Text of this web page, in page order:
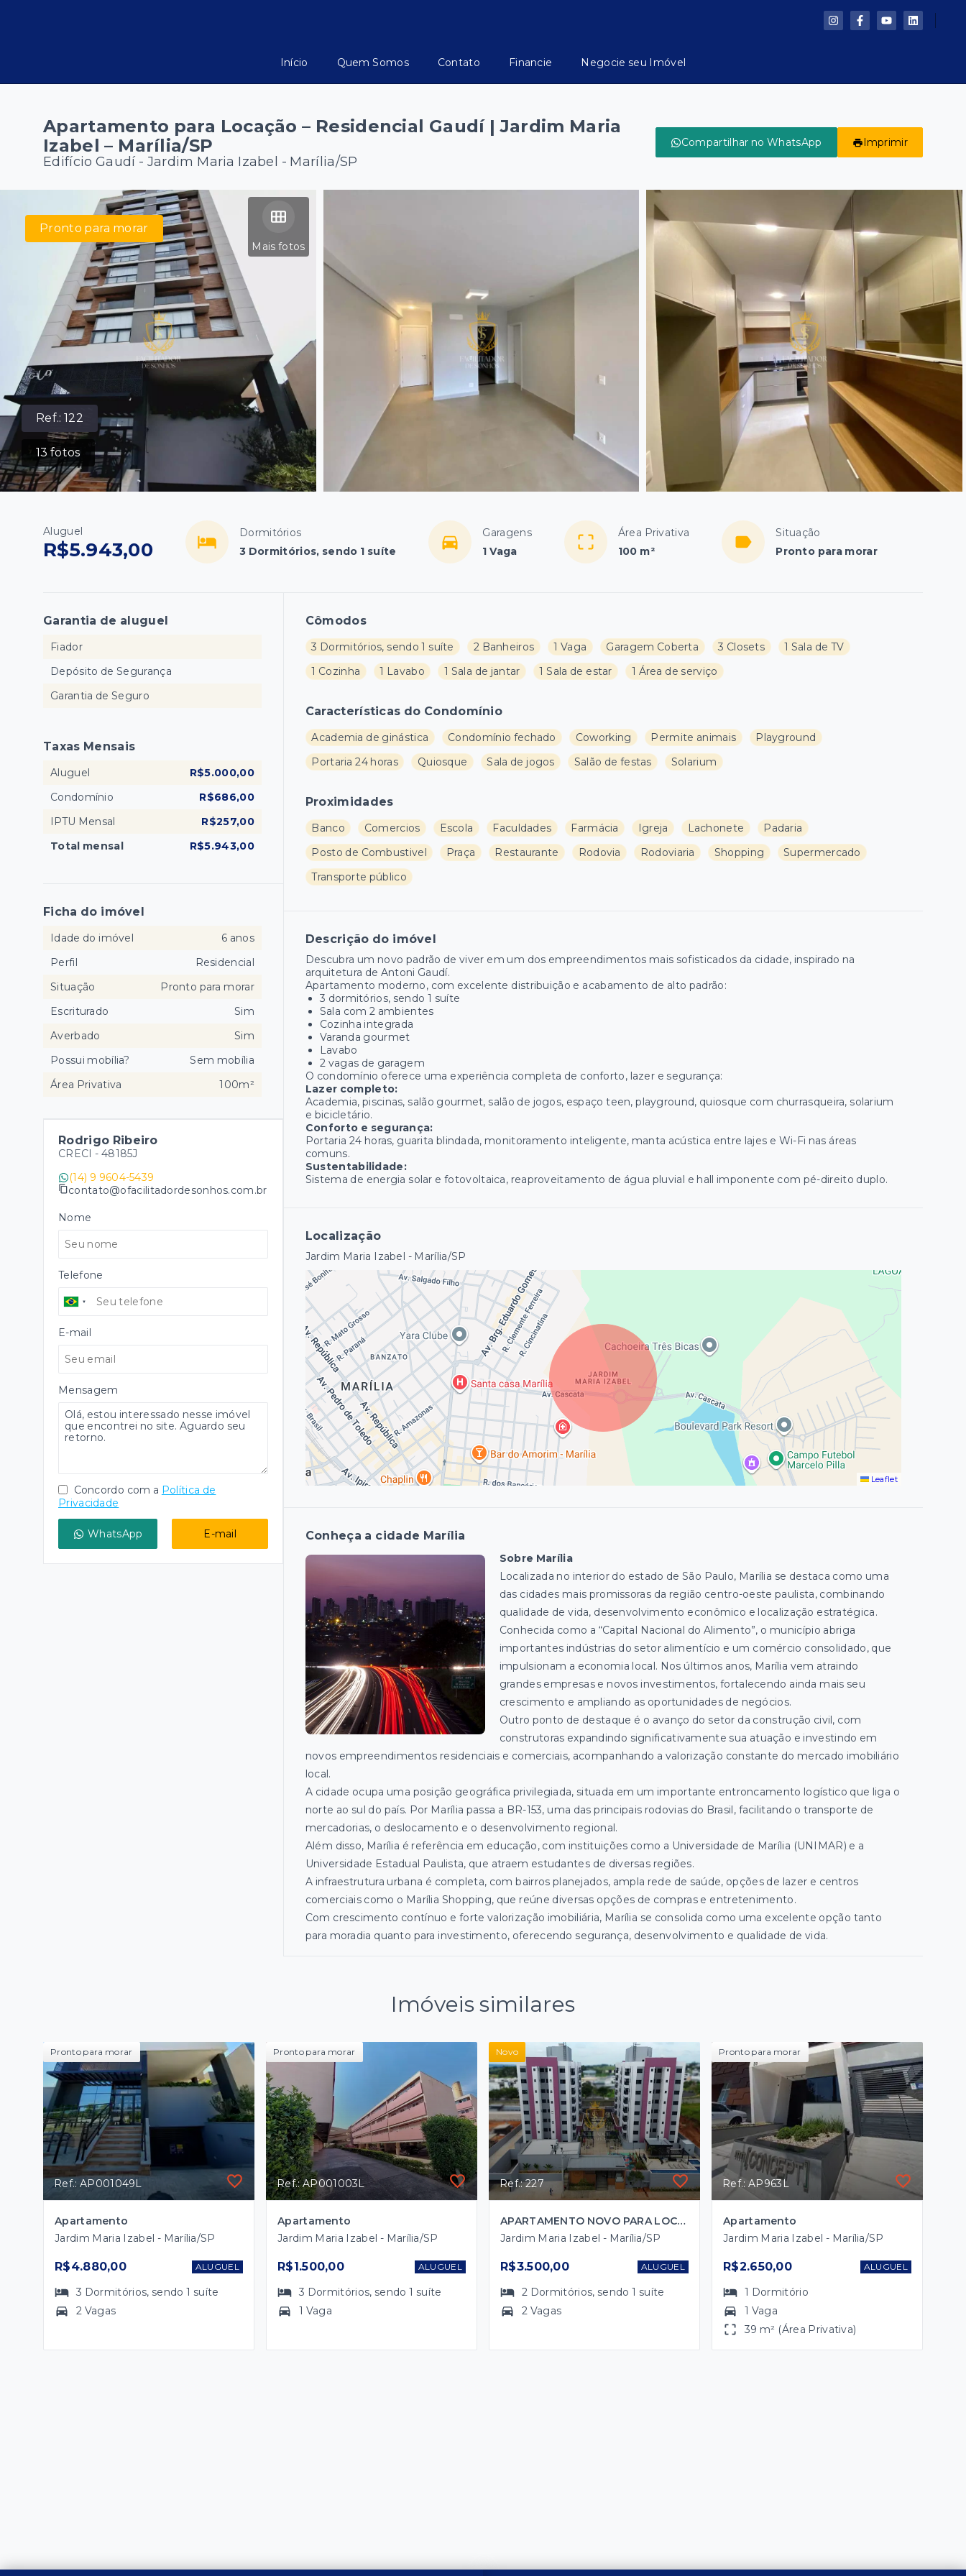
Início Quem Somos Contato Financie Negocie seu Imóvel
Apartamento para Locação – Residencial Gaudí | Jardim Maria
Izabel – Marília/SP
Edifício Gaudí - Jardim Maria Izabel - Marília/SP
Compartilhar no WhatsApp Imprimir
Ref.:122
13 fotos
Mais fotos
Pronto para morar
Aluguel
R$5.943,00
Dormitórios
3 Dormitórios, sendo 1 suíte
Garagens
1 Vaga
Área Privativa
100 m²
Situação
Pronto para morar
Cômodos
3 Dormitórios, sendo 1 suíte 2 Banheiros 1 Vaga Garagem Coberta 3 Closets
1 Sala de TV
1 Cozinha
1 Lavabo 1 Sala de jantar 1 Sala de estar 1 Área de serviço
Características do Condomínio
Academia de ginástica Condomínio fechado Coworking Permite animais
Playground
Portaria 24 horas
Quiosque Sala de jogos Salão de festas Solarium
Proximidades
Banco Comercios Escola Faculdades Farmácia Igreja Lachonete
Padaria
Posto de Combustivel
Praça Restaurante Rodovia Rodoviaria Shopping
Supermercado
Transporte público
Descrição do imóvel
Descubra um novo padrão de viver em um dos empreendimentos mais sofisticados da cidade, inspirado na
arquitetura de Antoni Gaudí.
Apartamento moderno, com excelente distribuição e acabamento de alto padrão:
3 dormitórios, sendo 1 suíte
Sala com 2 ambientes
Cozinha integrada
Varanda gourmet
Lavabo
2 vagas de garagem
O condomínio oferece uma experiência completa de conforto, lazer e segurança:
Lazer completo:
Academia, piscinas, salão gourmet, salão de jogos, espaço teen, playground, quiosque com churrasqueira, solarium
e bicicletário.
Conforto e segurança:
Portaria 24 horas, guarita blindada, monitoramento inteligente, manta acústica entre lajes e Wi-Fi nas áreas
comuns.
Sustentabilidade:
Sistema de energia solar e fotovoltaica, reaproveitamento de água pluvial e hall imponente com pé-direito duplo.
Localização
Jardim Maria Izabel - Marília/SP
Leaflet
Conheça a cidade Marília
Sobre Marília
Localizada no interior do estado de São Paulo, Marília se destaca como uma
das cidades mais promissoras da região centro-oeste paulista, combinando
qualidade de vida, desenvolvimento econômico e localização estratégica.
Conhecida como a “Capital Nacional do Alimento”, o município abriga
importantes indústrias do setor alimentício e um comércio consolidado, que
impulsionam a economia local. Nos últimos anos, Marília vem atraindo
grandes empresas e novos investimentos, fortalecendo ainda mais seu
crescimento e ampliando as oportunidades de negócios.
Outro ponto de destaque é o avanço do setor da construção civil, com
construtoras expandindo significativamente sua atuação e investindo em
novos empreendimentos residenciais e comerciais, acompanhando a valorização constante do mercado imobiliário
local.
A cidade ocupa uma posição geográfica privilegiada, situada em um importante entroncamento logístico que liga o
norte ao sul do país. Por Marília passa a BR-153, uma das principais rodovias do Brasil, facilitando o transporte de
mercadorias, o deslocamento e o desenvolvimento regional.
Além disso, Marília é referência em educação, com instituições como a Universidade de Marília (UNIMAR) e a
Universidade Estadual Paulista, que atraem estudantes de diversas regiões.
A infraestrutura urbana é completa, com bairros planejados, ampla rede de saúde, opções de lazer e centros
comerciais como o Marília Shopping, que reúne diversas opções de compras e entretenimento.
Com crescimento contínuo e forte valorização imobiliária, Marília se consolida como uma excelente opção tanto
para moradia quanto para investimento, oferecendo segurança, desenvolvimento e qualidade de vida.
Garantia de aluguel
Fiador
Depósito de Segurança
Garantia de Seguro
Taxas Mensais
Aluguel
R$5.000,00
Condomínio
R$686,00
IPTU Mensal
R$257,00
Total mensal
R$5.943,00
Ficha do imóvel
Idade do imóvel
6 anos
Perfil
Residencial
Situação
Pronto para morar
Escriturado
Sim
Averbado
Sim
Possui mobília?
Sem mobília
Área Privativa
100m²
Rodrigo Ribeiro
CRECI - 48185J
(14) 9 9604-5439
contato@ofacilitadordesonhos.com.br
Nome
Telefone
E-mail
Mensagem
Concordo com a Política de
Privacidade
WhatsApp E-mail
Imóveis similares
Pronto para morar
Ref.: AP001049L
Apartamento
Jardim Maria Izabel - Marília/SP
R$4.880,00 ALUGUEL
3 Dormitórios, sendo1 suíte
2 Vagas
Pronto para morar
Ref.: AP001003L
Apartamento
Jardim Maria Izabel - Marília/SP
R$1.500,00 ALUGUEL
3 Dormitórios, sendo1 suíte
1 Vaga
Novo
Ref.: 227
APARTAMENTO NOVO PARA LOCAÇÃO NA REGIÃO MAIS VALORIZADA DE MARÍLIA
Jardim Maria Izabel - Marília/SP
R$3.500,00 ALUGUEL
2 Dormitórios, sendo1 suíte
2 Vagas
Pronto para morar
Ref.: AP963L
Apartamento
Jardim Maria Izabel - Marília/SP
R$2.650,00 ALUGUEL
1 Dormitório
1 Vaga
39 m² (Área Privativa)